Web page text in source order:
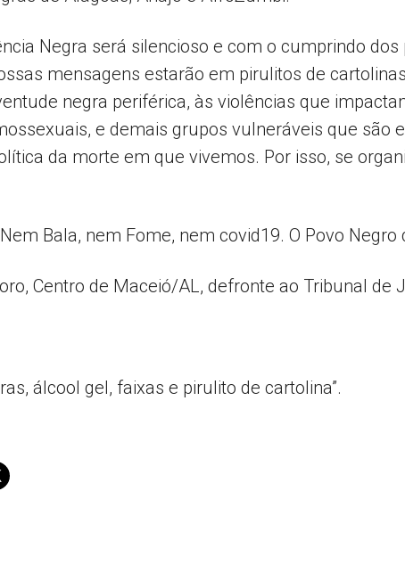
Negra será silencioso e com o cumprindo
mensagens estarão em pirulitos de
negra periférica, às violências que
e demais grupos vulneráveis que são
da morte em que vivemos. Por isso, se
Bala, nem Fome, nem covid19. O Povo Negro
Centro de Maceió/AL, defronte ao Tribunal de
álcool gel, faixas e pirulito de cartolina”.